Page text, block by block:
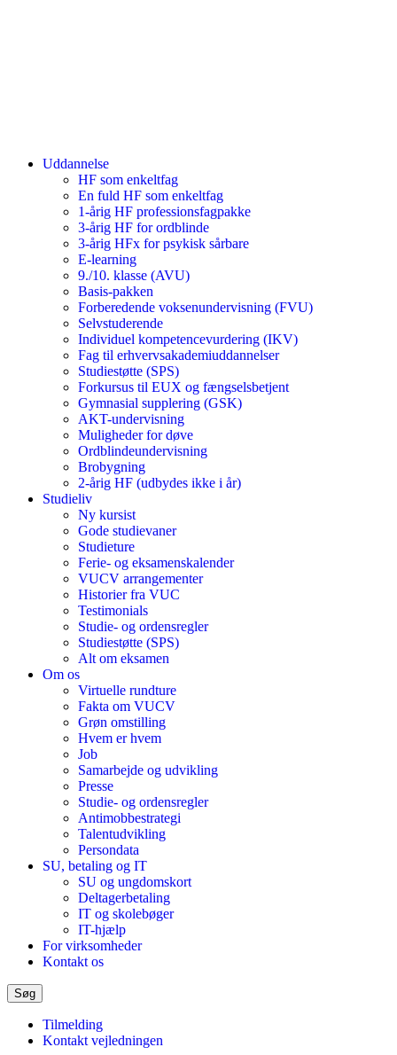
Uddannelse
HF som enkeltfag
En fuld HF som enkeltfag
1-årig HF professionsfagpakke
3-årig HF for ordblinde
3-årig HFx for psykisk sårbare
E-learning
9./10. klasse (AVU)
Basis-pakken
Forberedende voksenundervisning (FVU)
Selvstuderende
Individuel kompetencevurdering (IKV)
Fag til erhvervsakademiuddannelser
Studiestøtte (SPS)
Forkursus til EUX og fængselsbetjent
Gymnasial supplering (GSK)
AKT-undervisning
Muligheder for døve
Ordblindeundervisning
Brobygning
2-årig HF (udbydes ikke i år)
Studieliv
Ny kursist
Gode studievaner
Studieture
Ferie- og eksamenskalender
VUCV arrangementer
Historier fra VUC
Testimonials
Studie- og ordensregler
Studiestøtte (SPS)
Alt om eksamen
Om os
Virtuelle rundture
Fakta om VUCV
Grøn omstilling
Hvem er hvem
Job
Samarbejde og udvikling
Presse
Studie- og ordensregler
Antimobbestrategi
Talentudvikling
Persondata
SU, betaling og IT
SU og ungdomskort
Deltagerbetaling
IT og skolebøger
IT-hjælp
For virksomheder
Kontakt os
Søg
Tilmelding
Kontakt vejledningen